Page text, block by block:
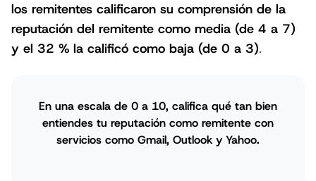
En una escala de 0 a 10, califica qué tan bien
entiendes tu reputación como remitente con
servicios como Gmail, Outlook y Yahoo.
los remitentes calificaron su comprensión de la
reputación del remitente como media (de 4 a 7)
y el 32 % la calificó como baja (de 0 a 3).